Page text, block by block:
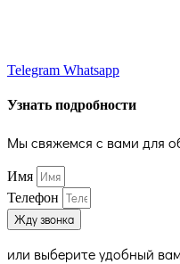
Telegram Whatsapp
Узнать подробности
Мы свяжемся с вами для
Имя
Телефон
Жду звонка
или выберите удобный вам